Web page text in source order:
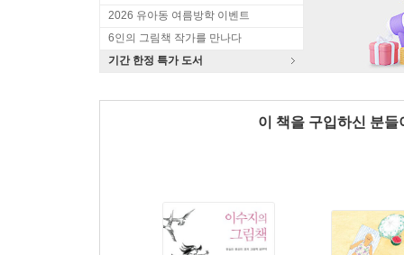
2026 유아동 여름방학 이벤트
6인의 그림책 작가를 만나다
기간 한정 특가 도서
이 책을 구입하신 분